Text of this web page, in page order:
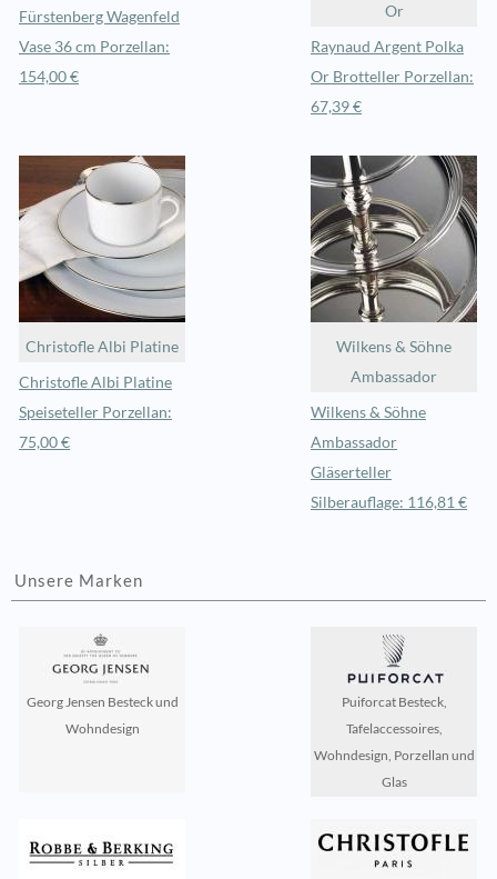
Fürstenberg Wagenfeld
Vase 36 cm Porzellan:
154,00 €
Or
Raynaud Argent Polka
Or Brotteller Porzellan:
67,39 €
Christofle Albi Platine
Christofle Albi Platine
Speiseteller Porzellan:
75,00 €
Wilkens & Söhne
Ambassador
Wilkens & Söhne
Ambassador
Gläserteller
Silberauflage: 116,81 €
Unsere Marken
Georg Jensen Besteck und
Wohndesign
Puiforcat Besteck,
Tafelaccessoires,
Wohndesign, Porzellan und
Glas